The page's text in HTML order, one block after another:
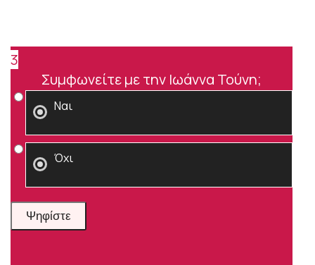
3
Συμφωνείτε με την Ιωάννα Τούνη;
Ναι
Όχι